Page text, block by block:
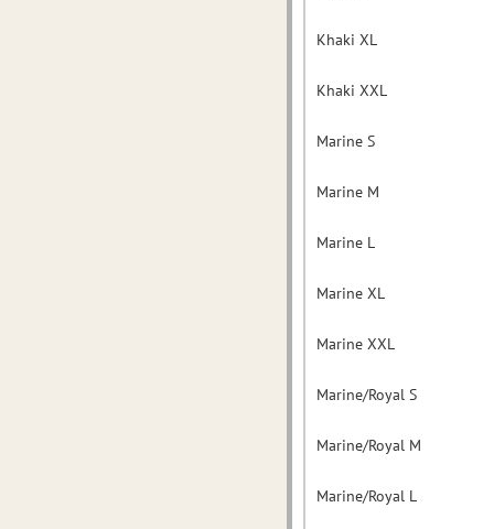
Khaki XL
Khaki XXL
Marine S
Marine M
Marine L
Marine XL
Marine XXL
Marine/Royal S
Marine/Royal M
Marine/Royal L